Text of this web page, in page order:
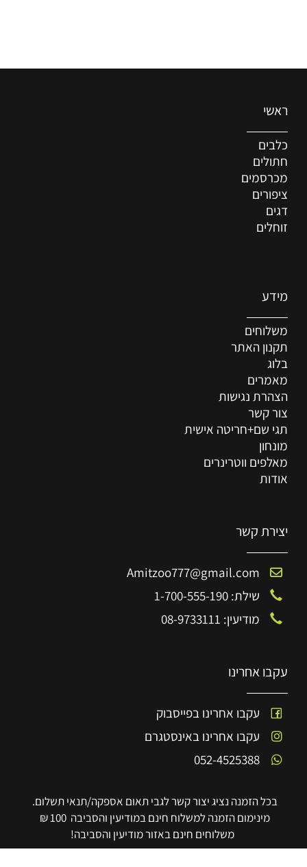
ראשי
כלבים
חתולים
מכרסמים
ציפורים
דגים
זוחלים
מידע
משלוחים
תקנון האתר
בלוג
מאמרים
הצהרת נגישות
צור קשר
תגי שם+חריטה אישית
מונחון
מאלפים ווטרינרים
אודות
יצירת קשר
Amitzoo777@gmail.com
שילת: 1-700-555-190
מודיעין: 08-9733111
עקבו אחרינו
עקבו אחרינו בפייסבוק
עקבו אחרינו באינסטגרם
052-4525388
בכל הזמנה נציג יצור קשר לגבי תאום אספקה/תנאי תשלום.
מינימום הזמנה למשלוח חינם במודיעין והסביבה 100 ₪
משלוחים חינם באזור מודיעין והסביבה!